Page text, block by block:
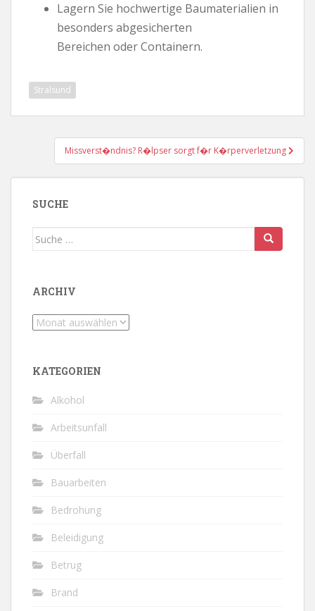
Lagern Sie hochwertige Baumaterialien in
besonders abgesicherten
Bereichen oder Containern.
Stralsund
Beitragsnavigation
Missverst�ndnis? R�lpser sorgt f�r K�rperverletzung
SUCHE
Suche
ARCHIV
Archiv
KATEGORIEN
Alkohol
Arbeitsunfall
Überfall
Bauarbeiten
Bedrohung
Beleidigung
Betrug
Brand